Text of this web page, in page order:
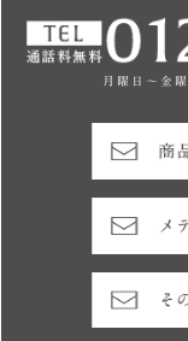
月曜日～金